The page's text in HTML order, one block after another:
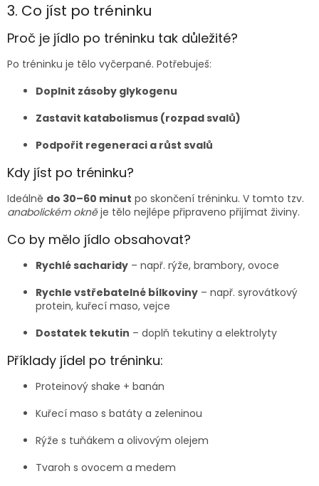
3. Co jíst po tréninku
Proč je jídlo po tréninku tak důležité?
Po tréninku je tělo vyčerpané. Potřebuješ:
Doplnit zásoby glykogenu
Zastavit katabolismus (rozpad svalů)
Podpořit regeneraci a růst svalů
Kdy jíst po tréninku?
Ideálně do 30–60 minut po skončení tréninku. V tomto tzv.
anabolickém okněje tělo nejlépe připraveno přijímat živiny.
Co by mělo jídlo obsahovat?
Rychlé sacharidy – např. rýže, brambory, ovoce
Rychle vstřebatelné bílkoviny – např. syrovátkový
protein, kuřecí maso, vejce
Dostatek tekutin – doplň tekutiny a elektrolyty
Příklady jídel po tréninku:
Proteinový shake + banán
Kuřecí maso s batáty a zeleninou
Rýže s tuňákem a olivovým olejem
Tvaroh s ovocem a medem